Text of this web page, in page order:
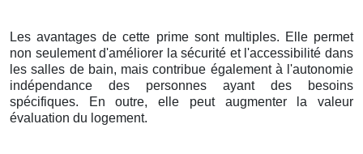
Les avantages de cette prime sont multiples. Elle permet
non seulement d'améliorer la sécurité et l'accessibilité dans
les salles de bain, mais contribue également à l'autonomie
indépendance des personnes ayant des besoins
spécifiques. En outre, elle peut augmenter la valeur
évaluation du logement.